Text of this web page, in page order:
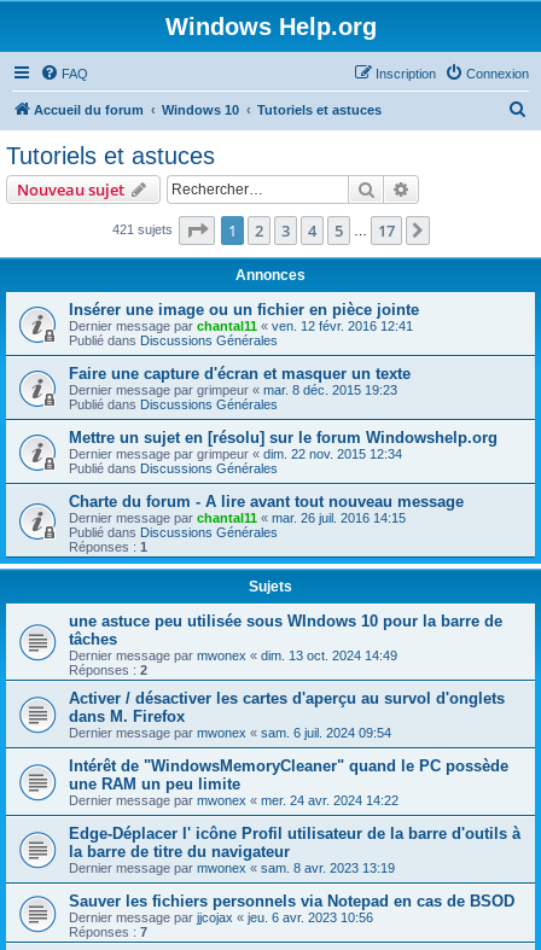
Windows Help.org
FAQ Connexion
Inscription
Accueil du forum Windows 10 Tutoriels et astuces
Tutoriels et astuces
Nouveau sujet Rechercher
421 sujets Page 1sur17
1 2 3 4 5 17
Annonces
Insérer une image ou un fichier en pièce jointe
Dernier message par chantal11 « ven. 12 févr. 2016 12:41
Publié dans Discussions Générales
Faire une capture d'écran et masquer un texte
Dernier message par grimpeur « mar. 8 déc. 2015 19:23
Publié dans Discussions Générales
Mettre un sujet en [résolu] sur le forum Windowshelp.org
Dernier message par grimpeur « dim. 22 nov. 2015 12:34
Publié dans Discussions Générales
Charte du forum - A lire avant tout nouveau message
Dernier message par chantal11 « mar. 26 juil. 2016 14:15
Publié dans Discussions Générales
Réponses : 1
Sujets
une astuce peu utilisée sous WIndows 10 pour la barre de
tâches
Dernier message par mwonex « dim. 13 oct. 2024 14:49
Réponses : 2
Activer / désactiver les cartes d'aperçu au survol d'onglets
dans M. Firefox
Dernier message par mwonex « sam. 6 juil. 2024 09:54
Intérêt de "WindowsMemoryCleaner" quand le PC possède
une RAM un peu limite
Dernier message par mwonex « mer. 24 avr. 2024 14:22
Edge-Déplacer l' icône Profil utilisateur de la barre d'outils à
la barre de titre du navigateur
Dernier message par mwonex « sam. 8 avr. 2023 13:19
Sauver les fichiers personnels via Notepad en cas de BSOD
Dernier message par jjcojax « jeu. 6 avr. 2023 10:56
Réponses : 7